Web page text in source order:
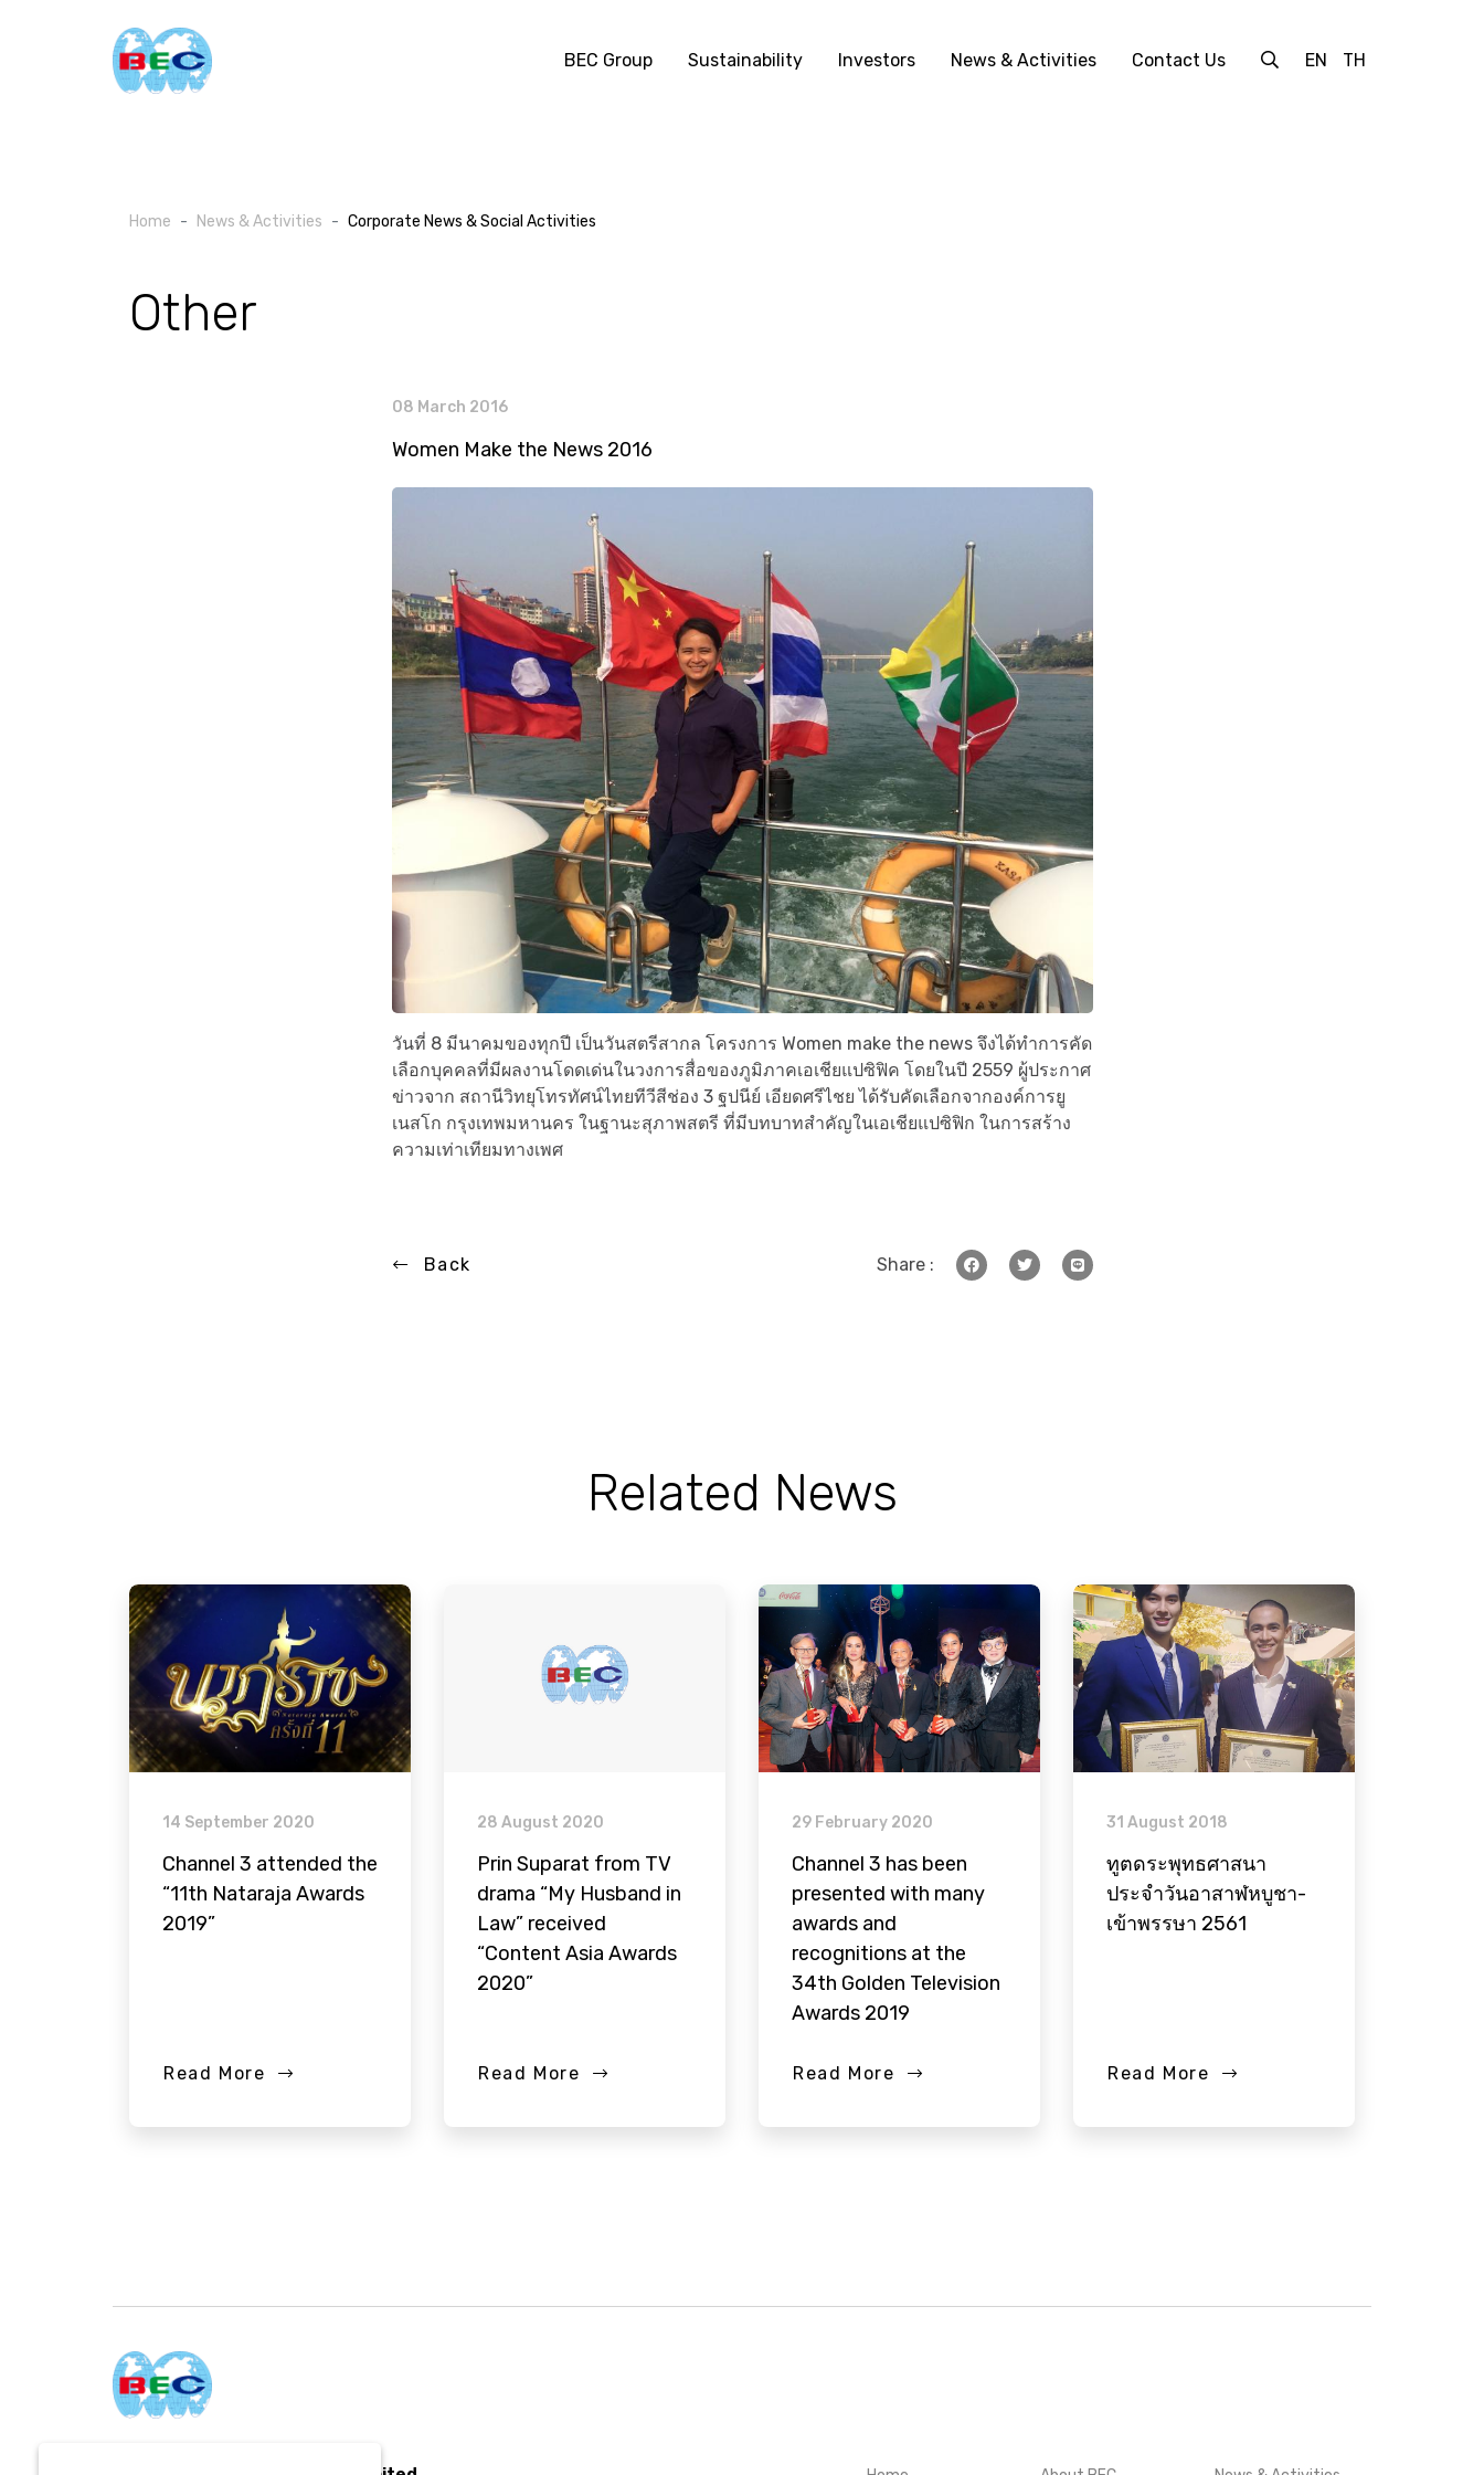
BEC Group Sustainability Investors News & Activities Contact Us EN TH
Home News & Activities Corporate News & Social Activities
Other
08 March 2016
Women Make the News 2016
วันที่ 8 มีนาคมของทุกปี เป็นวันสตรีสากล โครงการ Women make the news จึงได้ทำการคัด
เลือกบุคคลที่มีผลงานโดดเด่นในวงการสื่อของภูมิภาคเอเชียแปซิฟิค โดยในปี 2559 ผู้ประกาศ
ข่าวจาก สถานีวิทยุโทรทัศน์ไทยทีวีสีช่อง 3 ฐปนีย์ เอียดศรีไชย ได้รับคัดเลือกจากองค์การยู
เนสโก กรุงเทพมหานคร ในฐานะสุภาพสตรี ที่มีบทบาทสำคัญในเอเชียแปซิฟิก ในการสร้าง
ความเท่าเทียมทางเพศ
Back Share :
Related News
14 September 2020
Channel 3 attended the
“11th Nataraja Awards
2019”
Read More
28 August 2020
Prin Suparat from TV
drama “My Husband in
Law” received
“Content Asia Awards
2020”
Read More
29 February 2020
Channel 3 has been
presented with many
awards and
recognitions at the
34th Golden Television
Awards 2019
Read More
31 August 2018
ทูตดระพุทธศาสนา
ประจำวันอาสาฬหบูชา-
เข้าพรรษา 2561
Read More